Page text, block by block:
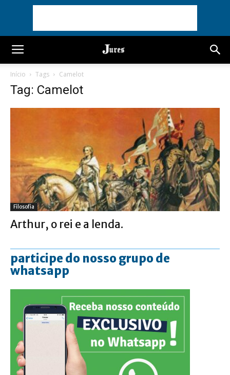
Início Tags Camelot
Tag: Camelot
Filosofia
Arthur, o rei e a lenda.
participe do nosso grupo de
whatsapp